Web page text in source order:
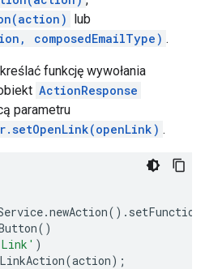
lub
composedEmailType) .
funkcję wywołania
ActionResponse
parametru
.
.newAction().
()
Link' )
(action);